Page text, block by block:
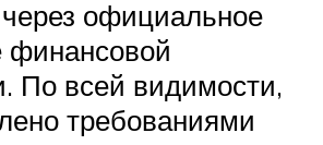
официальное
финансовой
По всей видимости,
требованиями